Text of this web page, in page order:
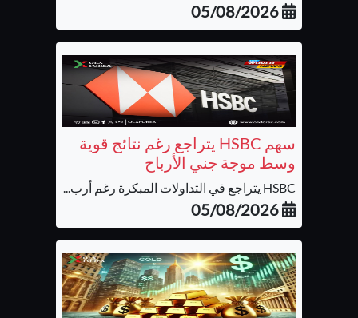
05/08/2026
سهم HSBC يتراجع رغم نتائج قوية
وسط موجة جني الأرباح
HSBC يتراجع في التداولات المبكرة رغم أرب...
05/08/2026